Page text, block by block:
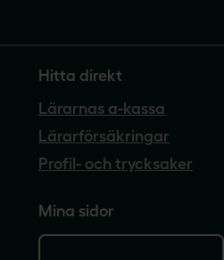
Hitta direkt
Lärarnas a-kassa
Lärarförsäkringar
Profil- och trycksaker
Mina sidor